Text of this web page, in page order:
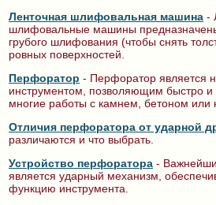
Ленточная шлифовальная машина -
шлифовальные машины
грубого шлифования (чтобы снять
ровных поверхностей.
Перфоратор - Перфоратор является
инструментом, позволяющим быстро и
многие работы с камнем, бетоном или
Отличия перфоратора от ударной
различаются и что выбрать.
Устройство перфоратора -
является ударный механизм,
функцию инструмента.